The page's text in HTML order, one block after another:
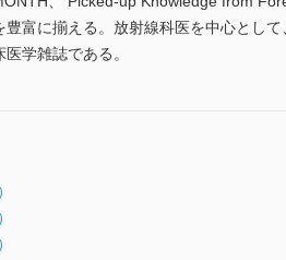
富に揃える。放射線科医を中心とし
学雑誌である。